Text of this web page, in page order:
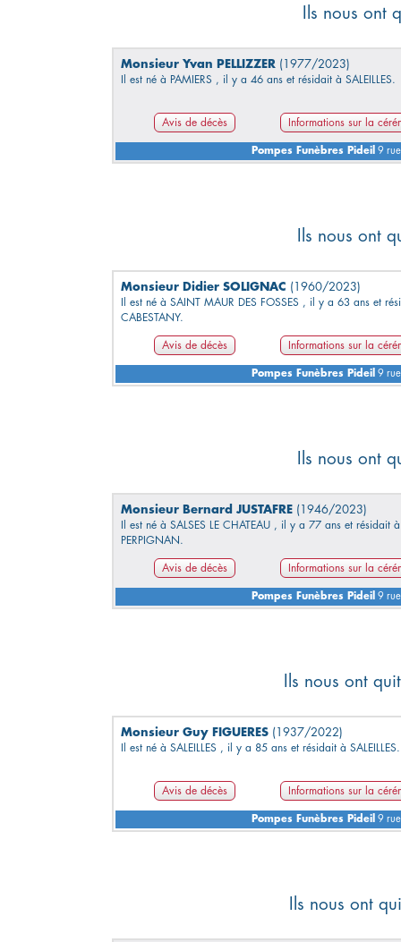
Ils nous ont
Monsieur Yvan PELLIZZER (1977/2023)
Il est né à PAMIERS , il y a 46 ans et résidait à SALEILLES.
Avis de décès Informations sur la
Pompes Funèbres Pideil 9
Ils nous ont
Monsieur Didier SOLIGNAC (1960/2023)
Il est né à SAINT MAUR DES FOSSES , il y a 63 ans et
CABESTANY.
Avis de décès Informations sur la
Pompes Funèbres Pideil 9
Ils nous ont
Monsieur Bernard JUSTAFRE (1946/2023)
Il est né à SALSES LE CHATEAU , il y a 77 ans et résidait à
PERPIGNAN.
Avis de décès Informations sur la
Pompes Funèbres Pideil 9
Ils nous ont
Monsieur Guy FIGUERES (1937/2022)
Il est né à SALEILLES , il y a 85 ans et résidait à SALEILLES.
Avis de décès Informations sur la
Pompes Funèbres Pideil 9
Ils nous ont